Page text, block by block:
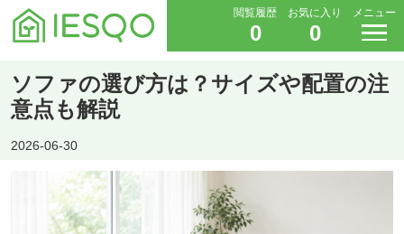
閲覧履歴
0
お気に入り
0
メニュー
ソファの選び方は？サイズや配置の注
意点も解説
2026-06-30